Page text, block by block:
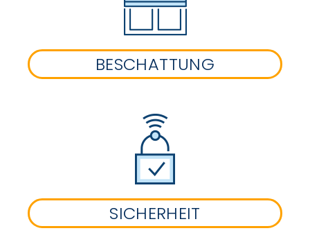
BESCHATTUNG
SICHERHEIT